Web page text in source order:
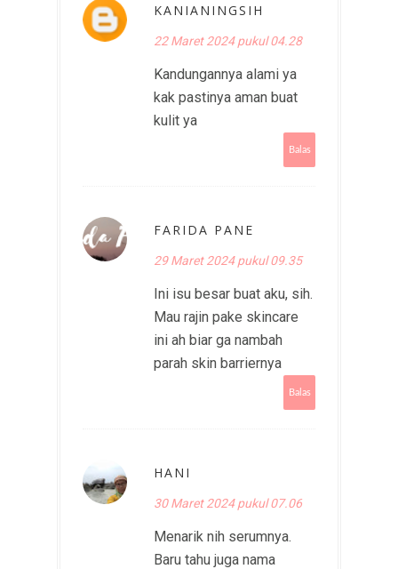
KANIANINGSIH
22 Maret 2024 pukul 04.28
Kandungannya alami ya
kak pastinya aman buat
kulit ya
Balas
FARIDA PANE
29 Maret 2024 pukul 09.35
Ini isu besar buat aku, sih.
Mau rajin pake skincare
ini ah biar ga nambah
parah skin barriernya
Balas
HANI
30 Maret 2024 pukul 07.06
Menarik nih serumnya.
Baru tahu juga nama